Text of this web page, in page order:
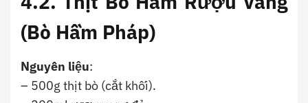
(Bò Hầm Pháp)
Nguyên liệu:
– 500g thịt bò (cắt khối).